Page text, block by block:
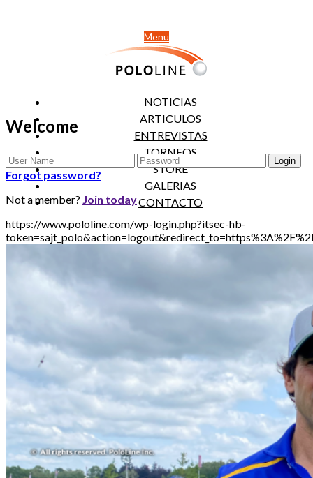
Menu
NOTICIAS
ARTICULOS
ENTREVISTAS
TORNEOS
STORE
GALERIAS
CONTACTO
Welcome
Forgot password?
Not a member? Join today
https://www.pololine.com/wp-login.php?itsec-hb-